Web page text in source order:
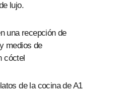
lujo.
una recepción de
medios de
cóctel
de la cocina de A1